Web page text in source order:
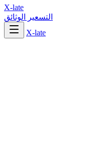
X-late
التسعير
الوثائق
X-late